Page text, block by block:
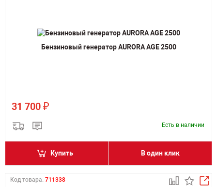
Бензиновый генератор AURORA AGE 2500
31 700 ₽
Есть в наличии
Купить В один клик
Код товара: 711338